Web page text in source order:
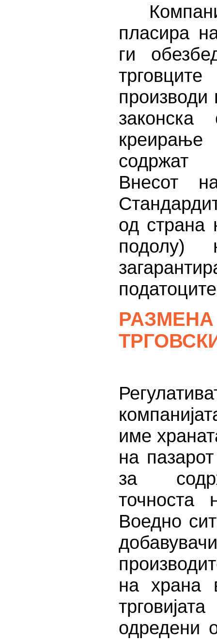
пласира
ги
производи
креирање
содржат
Внесот
од страна
подолу)
име
на
за
точноста
Воедно
на храна
одредени